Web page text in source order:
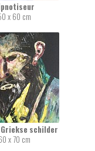
x 60 cm
schilder
x 70 cm